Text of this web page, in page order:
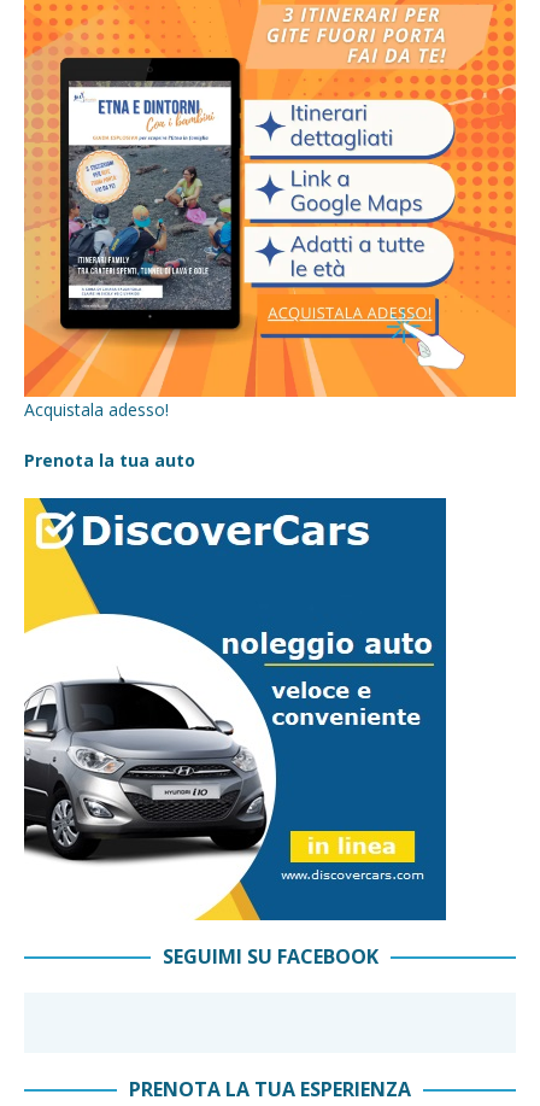
Acquistala adesso!
Prenota la tua auto
SEGUIMI SU FACEBOOK
PRENOTA LA TUA ESPERIENZA